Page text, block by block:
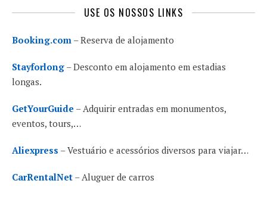
USE OS NOSSOS LINKS
Booking.com – Reserva de alojamento
Stayforlong – Desconto em alojamento em estadias
longas.
GetYourGuide – Adquirir entradas em monumentos,
eventos, tours,…
Aliexpress – Vestuário e acessórios diversos para viajar…
CarRentalNet – Aluguer de carros